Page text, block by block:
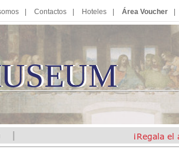
Contactos Hoteles Área Voucher
USEUM